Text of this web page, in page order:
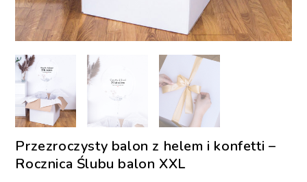
Przezroczysty balon z helem i konfetti –
Rocznica Ślubu balon XXL